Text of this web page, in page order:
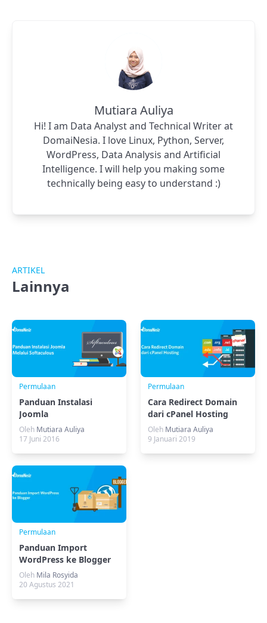
Mutiara Auliya
Hi! I am Data Analyst and Technical Writer at
DomaiNesia. I love Linux, Python, Server,
WordPress, Data Analysis and Artificial
Intelligence. I will help you making some
technically being easy to understand :)
ARTIKEL
Lainnya
Permulaan
Panduan Instalasi
Joomla
Oleh Mutiara Auliya
17 Juni 2016
Permulaan
Cara Redirect Domain
dari cPanel Hosting
Oleh Mutiara Auliya
9 Januari 2019
Permulaan
Panduan Import
WordPress ke Blogger
Oleh Mila Rosyida
20 Agustus 2021